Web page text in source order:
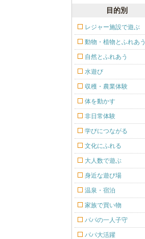
目的別
レジャー施設で遊ぶ
動物・植物とふれあう
自然とふれあう
水遊び
収穫・農業体験
体を動かす
非日常体験
学びにつながる
文化にふれる
大人数で遊ぶ
身近な遊び場
温泉・宿泊
家族で買い物
パパの一人子守
パパ大活躍